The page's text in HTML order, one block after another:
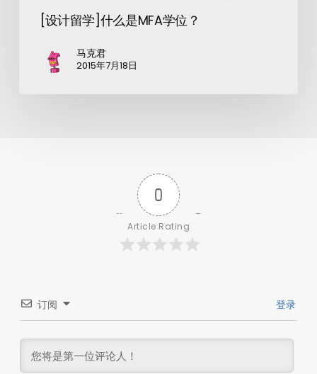
[设计留学]什么是MFA学位？
马克君
2015年7月18日
0
Article Rating
订阅 登录